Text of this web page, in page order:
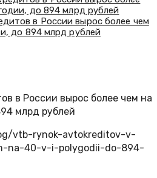
в России вырос более чем
до 894 млрд рублей
в России вырос более чем на
млрд рублей
vtb-rynok-avtokreditov-v-
na-40-v-i-polygodii-do-894-